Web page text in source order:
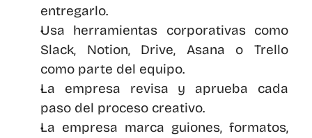
entregarlo.
Usa herramientas corporativas como
Slack, Notion, Drive, Asana o Trello
como parte del equipo.
La empresa revisa y aprueba cada
paso del proceso creativo.
La empresa marca guiones, formatos,